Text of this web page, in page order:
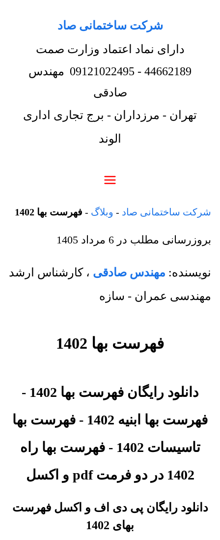
شرکت ساختمانی صاد
دارای نماد اعتماد وزارت صمت
44662189
-
09121022495 مهندس
صادقی
تهران - مرزداران - برج تجاری اداری
الوند
شرکت ساختمانی صاد - وبلاگ - فهرست بها 1402
بروزرسانی مطلب در 6 مرداد 1405
نویسنده: مهندس صادقی ،کارشناس ارشد
مهندسی عمران - سازه
فهرست بها 1402
دانلود رایگان فهرست بها 1402 -
فهرست بها ابنیه 1402 - فهرست بها
تاسیسات 1402 - فهرست بها راه
1402 در دو فرمت pdf و اکسل
دانلود رایگان پی دی اف و اکسل فهرست
بهای 1402